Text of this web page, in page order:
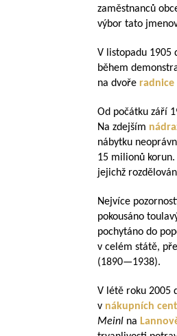
zaměstnanců
výbor tato
V listopadu 1905
během
na dvoře radnice
Od počátku září
Na zdejším
nábytku
15 milionů
jejichž
Nejvíce
pokousáno
pochytáno do
v celém státě,
(1890—1938).
V létě roku 2005
v nákupních
Meinl na